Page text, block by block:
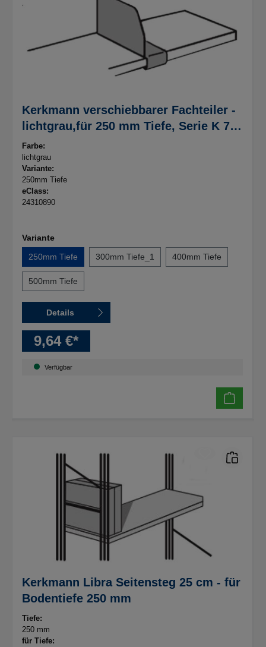
Kerkmann verschiebbarer Fachteiler -
lichtgrau,für 250 mm Tiefe, Serie K 70-
BV
Farbe:
lichtgrau
Variante:
250mm Tiefe
eClass:
24310890
Variante
250mm Tiefe
300mm Tiefe_1 400mm Tiefe
500mm Tiefe
Details
9,64 €*
Verfügbar
Kerkmann Libra Seitensteg 25 cm - für
Bodentiefe 250 mm
Tiefe:
250 mm
für Tiefe: